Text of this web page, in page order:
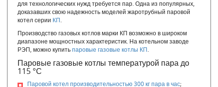
Парогенераторы для бетона
Парогенератор на угле
Котлы российского производства
Котлы РФ
Российские котлы
для технологических нужд требуется пар. Одна из популярных,
доказавших свою надежность моделей жаротрубный паровой
котел серии КП .
Производство газовых котлов марки КП возможно в широком
диапазоне мощностных характеристик. На котельном заводе
РЭП, можно купить паровые газовые котлы КП .
Паровые газовые котлы температурой пара до
115 °С
Паровой котел производительностью 300 кг пара в час;